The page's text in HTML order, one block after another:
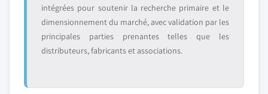
intégrées pour soutenir la recherche primaire et le
dimensionnement du marché, avec validation par les
principales parties prenantes telles que les
distributeurs, fabricants et associations.